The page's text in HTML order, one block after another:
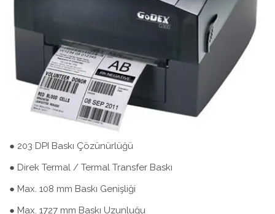
● 203 DPI Baskı Çözünürlüğü
● Direk Termal / Termal Transfer Baskı
● Max. 108 mm Baskı Genişliği
● Max. 1727 mm Baskı Uzunluğu